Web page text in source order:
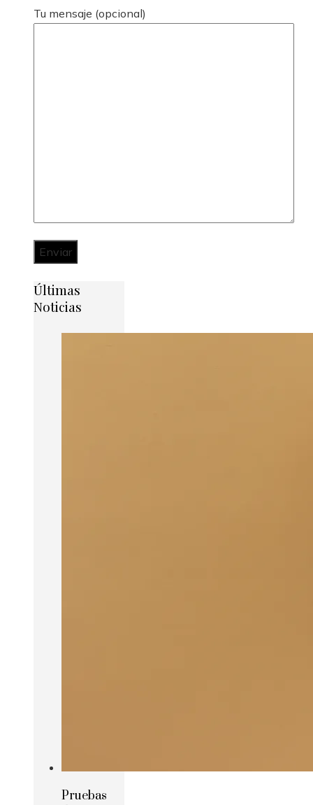
Tu mensaje (opcional)
Últimas
Noticias
Pruebas